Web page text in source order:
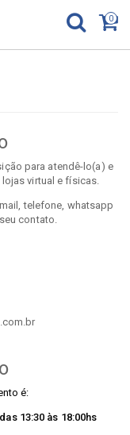
0
para atendê-lo(a) e
virtual e físicas.
telefone, whatsapp
contato.
é:
13:30 às 18:00hs